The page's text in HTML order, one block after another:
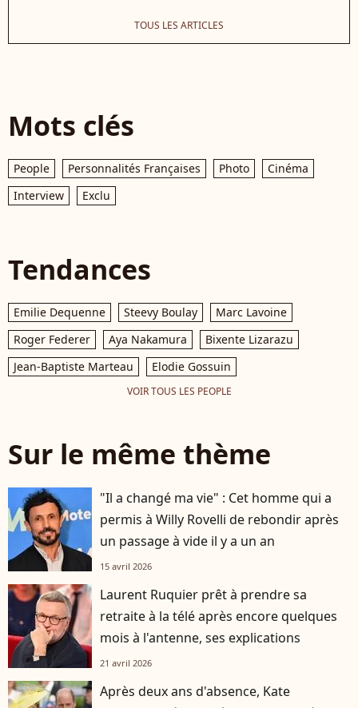
TOUS LES ARTICLES
Mots clés
People Personnalités Françaises Photo
Cinéma
Interview
Exclu
Tendances
Emilie Dequenne Steevy Boulay
Marc Lavoine
Roger Federer
Aya Nakamura
Bixente Lizarazu
Jean-Baptiste Marteau
Elodie Gossuin
VOIR TOUS LES PEOPLE
Sur le même thème
"Il a changé ma vie" : Cet homme qui a
permis à Willy Rovelli de rebondir après
un passage à vide il y a un an
15 avril 2026
Laurent Ruquier prêt à prendre sa
retraite à la télé après encore quelques
mois à l'antenne, ses explications
21 avril 2026
Après deux ans d'absence, Kate